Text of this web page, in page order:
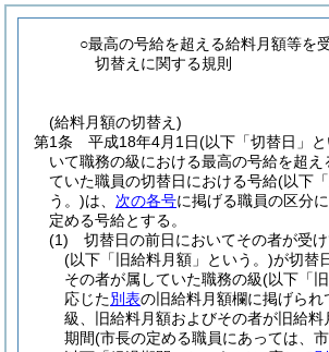
○最高の号給を超える給料月額等を
切替えに関する規則
(給料月額の切替え)
第1条
平成18年4月1日(以下「切替日」
いて職務の級における最高の号給を超え
ていた職員の切替日における号給(以下
う。)は、 次の各号に掲げる職員の区分に
定める号給とする。
(1)
切替日の前日においてその者が受
(以下「旧給料月額」という。)が切替
その者が属していた職務の級(以下「
応じた別表の旧給料月額欄に掲げら
級、旧給料月額およびその者が旧給料
期間(市長の定める職員にあっては、市